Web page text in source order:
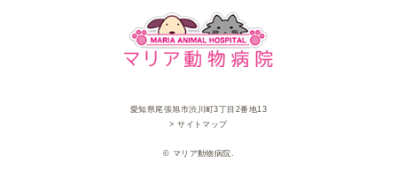
愛知県尾張旭市渋川町3丁目2番地13
> サイトマップ
© マリア動物病院.